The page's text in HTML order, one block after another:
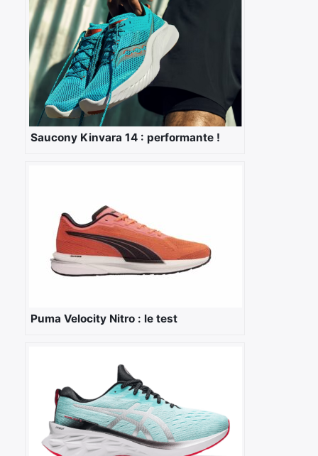
Saucony Kinvara 14 : performante !
Puma Velocity Nitro : le test
Rechercher